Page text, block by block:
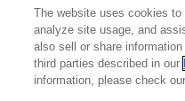
幼児のみもの
The website uses cookies
analyze site usage, and
also sell or share
third parties described in our
information, please check our